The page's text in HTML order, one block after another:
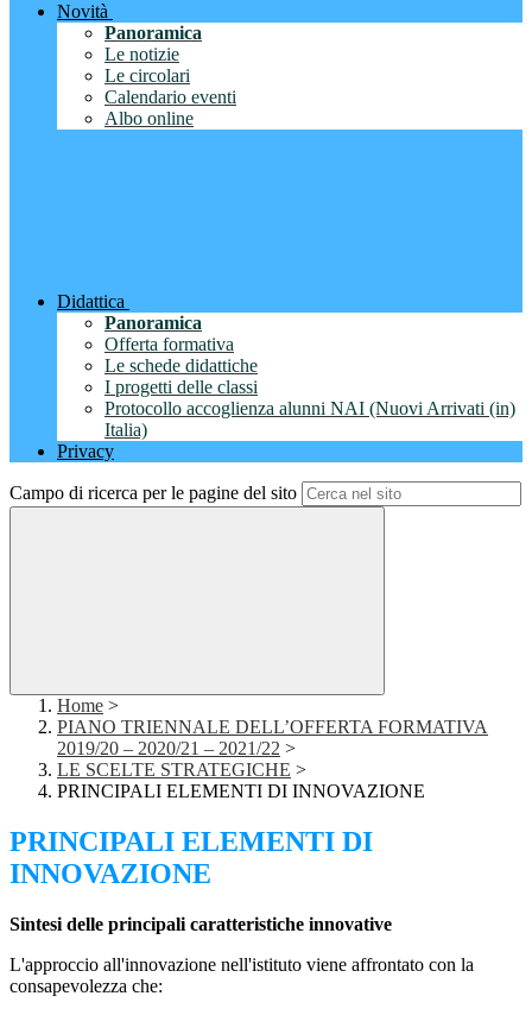
Novità
Panoramica
Le notizie
Le circolari
Calendario eventi
Albo online
Didattica
Panoramica
Offerta formativa
Le schede didattiche
I progetti delle classi
Protocollo accoglienza alunni NAI (Nuovi Arrivati (in)
Italia)
Privacy
Campo di ricerca per le pagine del sito
Home >
PIANO TRIENNALE DELL’OFFERTA FORMATIVA
2019/20 – 2020/21 – 2021/22 >
LE SCELTE STRATEGICHE >
PRINCIPALI ELEMENTI DI INNOVAZIONE
PRINCIPALI ELEMENTI DI
INNOVAZIONE
Sintesi delle principali caratteristiche innovative
L'approccio all'innovazione nell'istituto viene affrontato con la
consapevolezza che: